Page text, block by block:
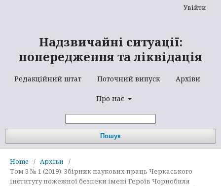
Надзвичайні ситуації:
попередження та ліквідація
Редакційний штат Поточний випуск Архіви
Про нас
Пошук
Увійти
Home / Архіви
/
Том 3 № 1 (2019): Збірник наукових праць Черкаського
інституту пожежної безпеки імені Героїв Чорнобиля